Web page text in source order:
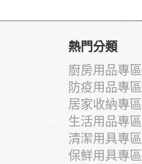
熱門分類
廚房用品專區
防疫用品專區
居家收納專區
生活用品專區
清潔用具專區
保鮮用具專區